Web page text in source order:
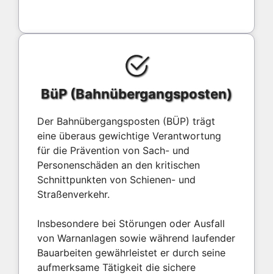
BüP (Bahnübergangsposten)
Der Bahnübergangsposten (BÜP) trägt
eine überaus gewichtige Verantwortung
für die Prävention von Sach- und
Personenschäden an den kritischen
Schnittpunkten von Schienen- und
Straßenverkehr.
Insbesondere bei Störungen oder Ausfall
von Warnanlagen sowie während laufender
Bauarbeiten gewährleistet er durch seine
aufmerksame Tätigkeit die sichere